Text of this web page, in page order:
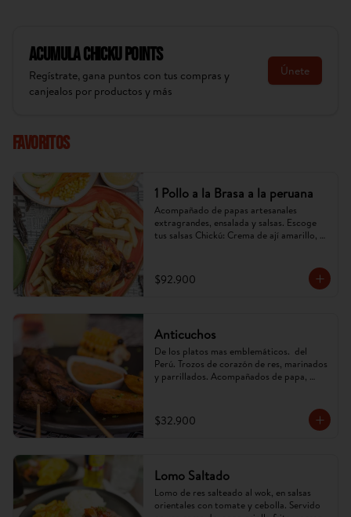
AcumulaChicku Points
Regístrate, gana puntos con tus compras y
canjealos por productos y más
Únete
Favoritos
1 Pollo a la Brasa a la peruana
Acompañado de papas artesanales
extragrandes, ensalada y salsas. Escoge
tus salsas Chickú: Crema de ají amarillo,
$92.900
Anticuchos
De los platos mas emblemáticos.  del
Perú. Trozos de corazón de res, marinados
y parrillados. Acompañados de papa,
$32.900
Lomo Saltado
Lomo de res salteado al wok, en salsas
orientales con tomate y cebolla. Servido